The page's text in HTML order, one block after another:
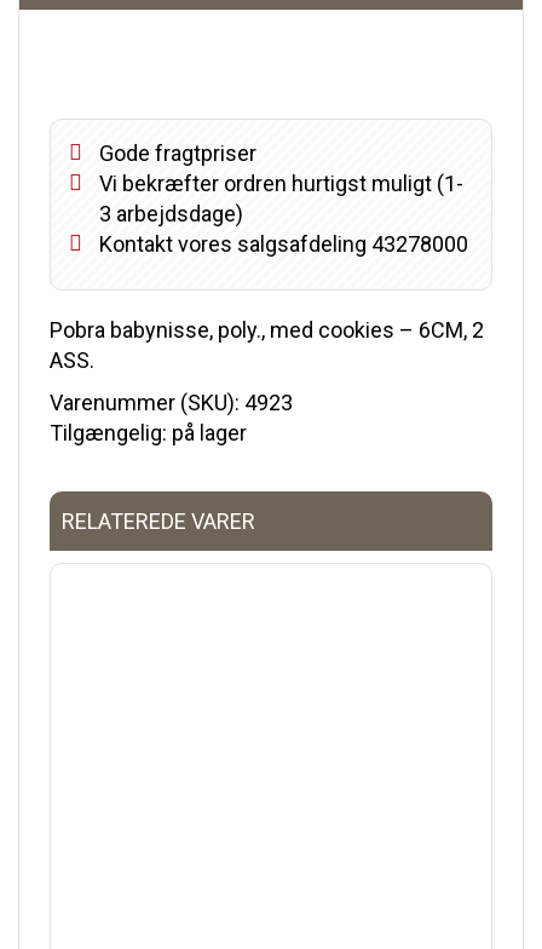
Gode fragtpriser
Vi bekræfter ordren hurtigst muligt (1-
3 arbejdsdage)
Kontakt vores salgsafdeling 43278000
Pobra babynisse, poly., med cookies – 6CM, 2
ASS.
Varenummer (SKU): 4923
Tilgængelig: på lager
RELATEREDE VARER